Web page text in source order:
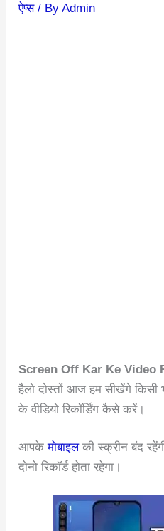
ऐप्स/ ByAdmin
Screen Off Kar Ke Video
हैलो दोस्तों आज हम सीखेंगे किसी
के वीडियो रिकॉर्डिंग कैसे करें।
आपके मोबाइलकी स्क्रीन बंद
दोनो रिकॉर्ड होता रहेगा।